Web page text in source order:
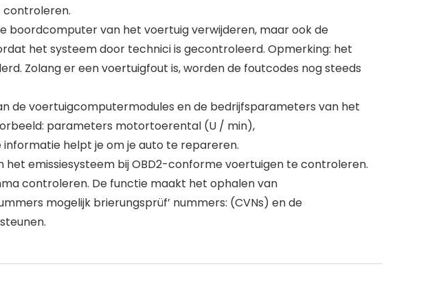
controleren.
boordcomputer van het voertuig verwijderen, maar ook de
het systeem door technici is gecontroleerd. Opmerking: het
Zolang er een voertuigfout is, worden de foutcodes nog steeds
de voertuigcomputermodules en de bedrijfsparameters van het
parameters motortoerental (U / min),
helpt je om je auto te repareren.
emissiesysteem bij OBD2-conforme voertuigen te controleren.
controleren. De functie maakt het ophalen van
mogelijk brierungsprüf’ nummers: (CVNs) en de